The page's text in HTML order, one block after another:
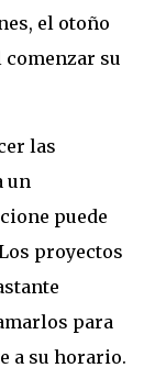
el otoño
su
las
un
puede
proyectos
para
a su horario.